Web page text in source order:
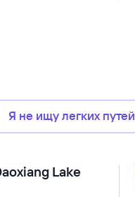
Я не ищу легких путей
Lake